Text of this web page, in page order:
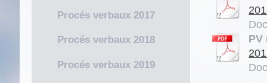
PV
Procés verbaux 2017
Procés verbaux 2018
Procés verbaux 2019